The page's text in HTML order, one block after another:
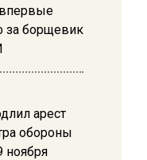
за борщевик
арест
обороны
ноября